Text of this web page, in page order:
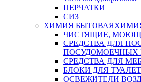
ПЕРЧАТКИ
СИЗ
ХИМИЯ БЫТОВАЯ
ЧИСТЯЩИЕ,
СРЕДСТВА ДЛЯ
СРЕДСТВА ДЛЯ
БЛОКИ ДЛЯ
ОСВЕЖИТЕЛИ